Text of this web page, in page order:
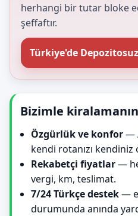
herhangi bir tutar bloke
şeffaftır.
Türkiye'de
Bizimle
Özgürlük ve konfor—
kendi rotanızı
Rekabetçi fiyatlar—
vergi, km, teslimat.
7/24 Türkçe destek—
durumunda anında